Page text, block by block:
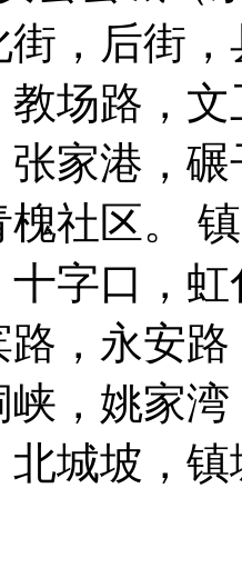
，后街
教场路，
家港，
社区。
字口，
路，永安
峡，姚家
北城坡，